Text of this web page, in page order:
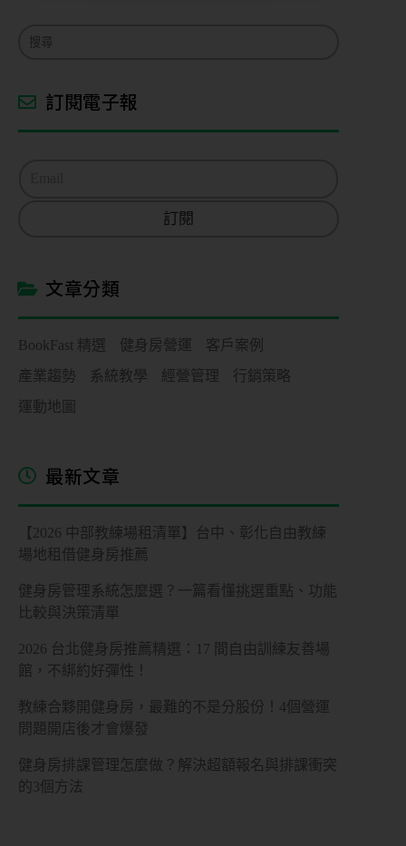
訂閱電子報
訂閱
文章分類
BookFast 精選 健身房營運
客戶案例
產業趨勢
系統教學 經營管理
行銷策略
運動地圖
最新文章
【2026 中部教練場租清單】台中、彰化自由教練
場地租借健身房推薦
健身房管理系統怎麼選？一篇看懂挑選重點、功能
比較與決策清單
2026 台北健身房推薦精選：17 間自由訓練友善場
館，不綁約好彈性！
教練合夥開健身房，最難的不是分股份！4個營運
問題開店後才會爆發
健身房排課管理怎麼做？解決超額報名與排課衝突
的3個方法